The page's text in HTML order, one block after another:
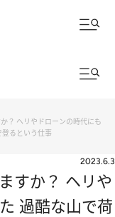
？ ヘリやドローンの時代にも
るという仕事
2023.6.3
すか？ ヘリや
過酷な山で荷